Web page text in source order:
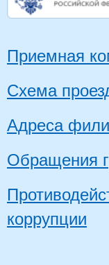
Приемная
Схема
Адреса
Обращения
коррупции